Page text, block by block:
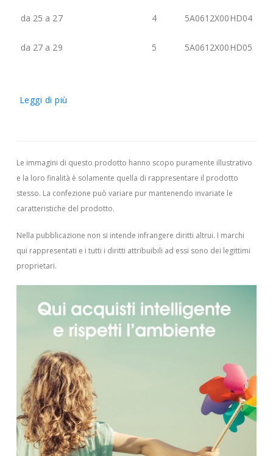
da 25 a 27 4 5A0612X00HD04
da 27 a 29 5 5A0612X00HD05
Leggi di più
Le immagini di questo prodotto hanno scopo puramente illustrativo
e la loro finalità è solamente quella di rappresentare il prodotto
stesso. La confezione può variare pur mantenendo invariate le
caratteristiche del prodotto.
Nella pubblicazione non si intende infrangere diritti altrui. I marchi
qui rappresentati e i tutti i diritti attribuibili ad essi sono dei legittimi
proprietari.